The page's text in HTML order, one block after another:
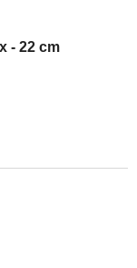
- 22 cm